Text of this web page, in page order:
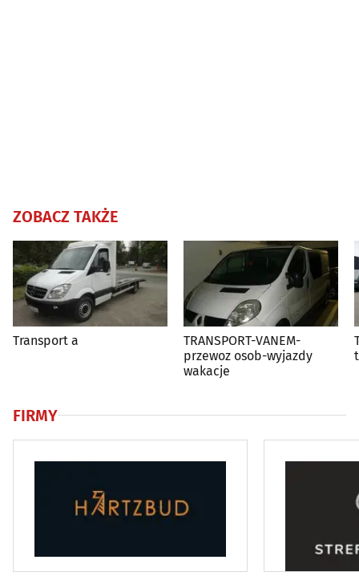
ZOBACZ TAKŻE
Transport a
TRANSPORT-VANEM-
przewoz osob-wyjazdy
wakacje
FIRMY